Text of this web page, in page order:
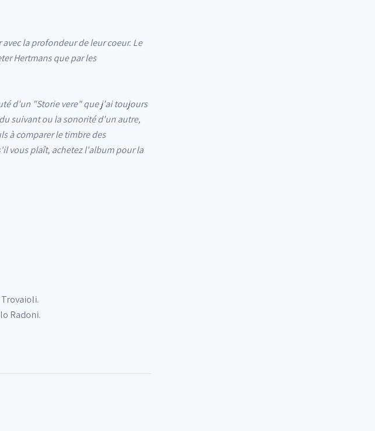
la profondeur de leur coeur. Le
Hertmans que par les
d'un "Storie vere" que j'ai toujours
suivant ou la sonorité d'un autre,
à comparer le timbre des
vous plaît, achetez l'album pour la
Radoni.